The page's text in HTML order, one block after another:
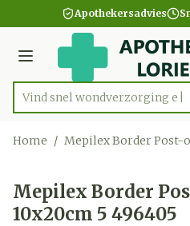
Ga naar de inhoudApothekersadvies
Menu
Product, merk, categorie...
Vind snel wondverz
Home / Mepilex Border Post-
Mepilex Border
10x20cm 5 496405